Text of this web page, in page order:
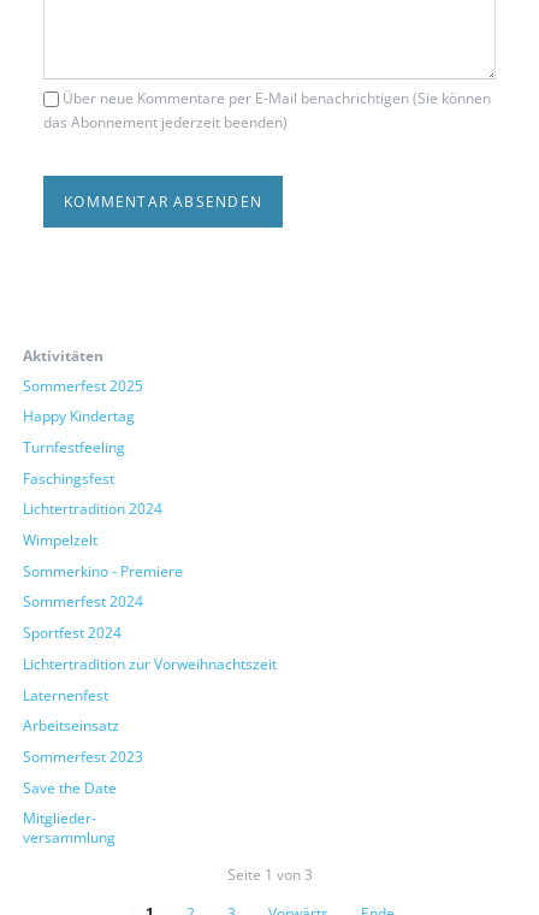
Über neue Kommentare per E-Mail benachrichtigen (Sie können
das Abonnement jederzeit beenden)
KOMMENTAR ABSENDEN
Aktivitäten
Sommerfest 2025
Happy Kindertag
Turnfestfeeling
Faschingsfest
Lichtertradition 2024
Wimpelzelt
Sommerkino - Premiere
Sommerfest 2024
Sportfest 2024
Lichtertradition zur Vorweihnachtszeit
Laternenfest
Arbeitseinsatz
Sommerfest 2023
Save the Date
Mitglieder-
versammlung
Seite 1 von 3